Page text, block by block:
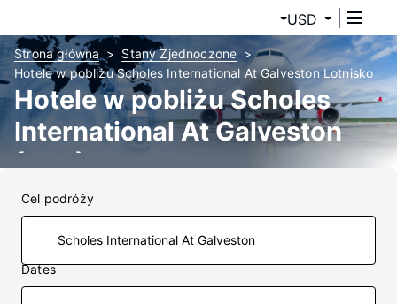
USD
Strona główna
Stany Zjednoczone
Hotele w pobliżu Scholes International At Galveston Lotnisko
Hotele w pobliżu Scholes
International At Galveston
(GLS)
Cel podróży
Dates